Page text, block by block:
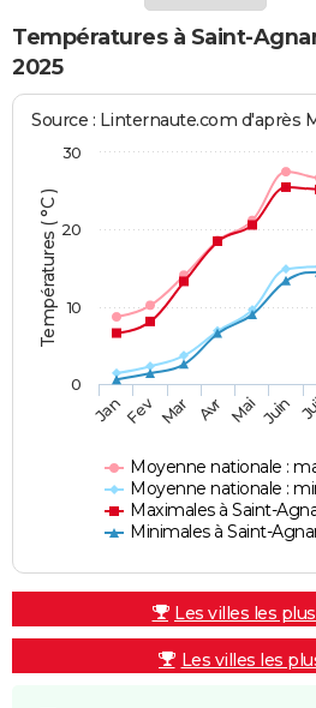
Températures à Saint-
2025
Températures ( °C )
Source : Linternaute.com d'après
Moyenne nationale :
Moyenne nationale :
Maximales à Saint-
Minimales à Saint-
JanFev Mar Avr Mai Juin
0
10
20
30
Les villes les
Les villes les